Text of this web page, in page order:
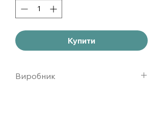
Купити
Виробник